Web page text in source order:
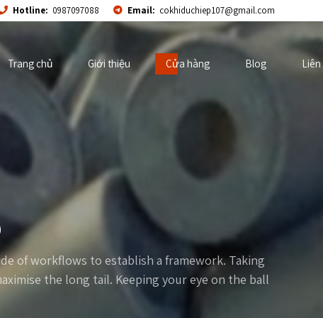
Hotline: 0987097088 Email: cokhiduchiep107@gmail.com
Trang chủ Giới thiệu Cửa hàng Blog
of workflows to establish a framework. Taking
the long tail. Keeping your eye on the ball